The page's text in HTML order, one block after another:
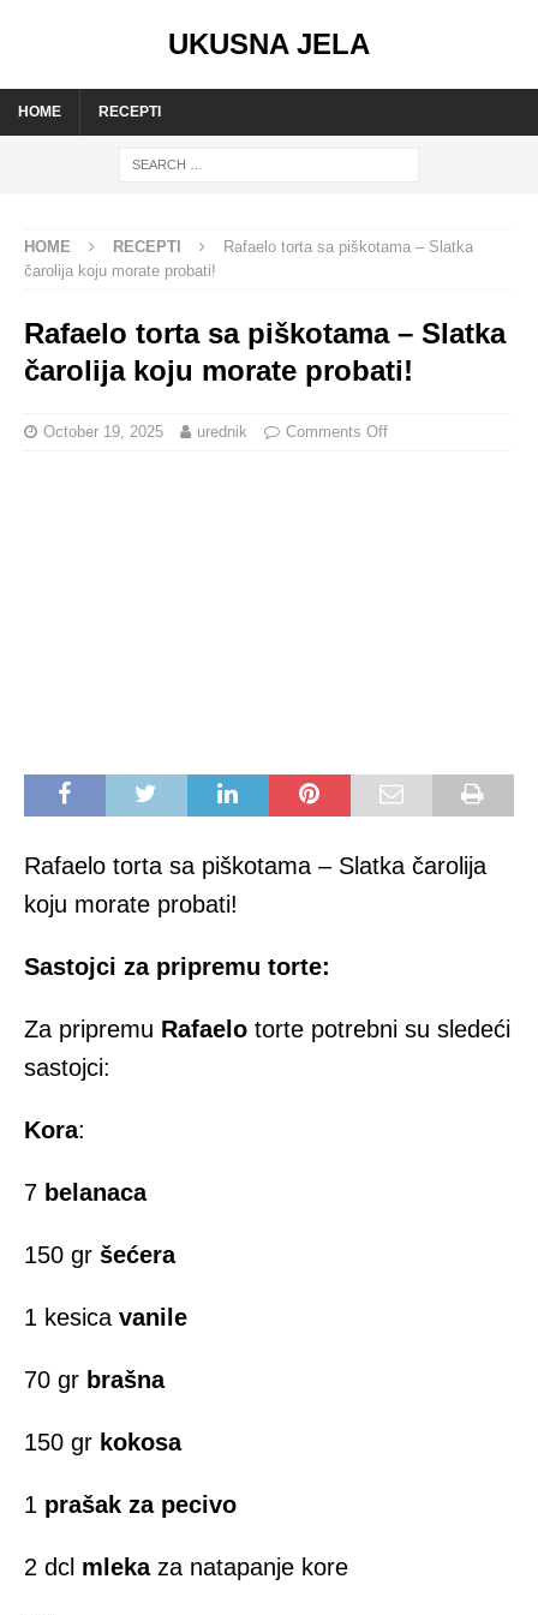
UKUSNA JELA
HOME RECEPTI
HOME RECEPTI
Rafaelo torta sa piškotama – Slatka
čarolija koju morate probati!
Rafaelo torta sa piškotama – Slatka
čarolija koju morate probati!
October 19, 2025 urednik Comments Off
Rafaelo torta sa piškotama – Slatka čarolija
koju morate probati!
Sastojci za pripremu torte:
Za pripremu Rafaelo torte potrebni su sledeći
sastojci:
Kora:
7 belanaca
150 gr šećera
1 kesica vanile
70 gr brašna
150 gr kokosa
1 prašak za pecivo
2 dcl mlekaza natapanje kore